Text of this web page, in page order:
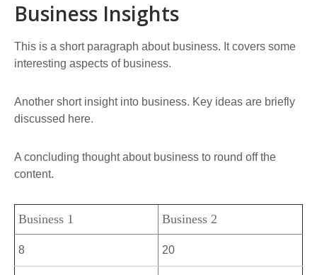
Business Insights
This is a short paragraph about business. It covers some
interesting aspects of business.
Another short insight into business. Key ideas are briefly
discussed here.
A concluding thought about business to round off the
content.
Business 1 Business 2
8 20